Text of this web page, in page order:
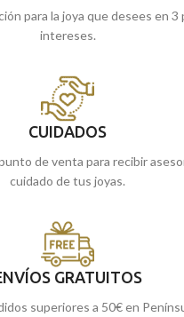
para la joya que desees en 3
intereses.
CUIDADOS
de venta para recibir
cuidado de tus joyas.
GRATUITOS
superiores a 50€ en